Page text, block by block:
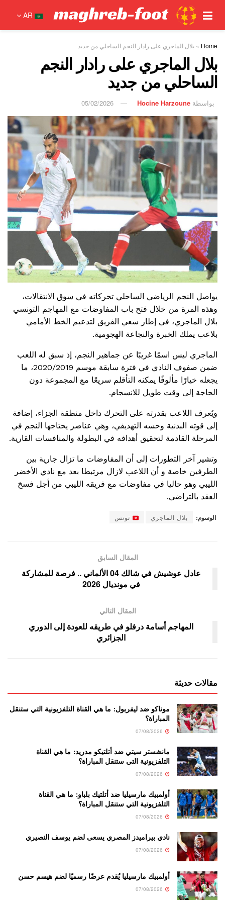
AR
Home
» بلال الماجري على رادار النجم الساحلي من جديد
بلال الماجري على رادار النجم
الساحلي من جديد
بواسطة Hocine Harzoune
05/02/2026
يواصل النجم الرياضي الساحلي تحركاته في سوق الانتقالات،
وهذه المرة من خلال فتح باب المفاوضات مع المهاجم التونسي
بلال الماجري، في إطار سعي الفريق لتدعيم الخط الأمامي
بلاعب يملك الخبرة والنجاعة الهجومية.
الماجري ليس اسمًا غريبًا عن جماهير النجم، إذ سبق له اللعب
ضمن صفوف النادي في فترة سابقة موسم 2020/2019، ما
يجعله خيارًا مألوفًا يمكنه التأقلم سريعًا مع المجموعة دون
الحاجة إلى وقت طويل للانسجام.
ويُعرف اللاعب بقدرته على التحرك داخل منطقة الجزاء، إضافة
إلى قوته البدنية وحسه التهديفي، وهي عناصر يحتاجها النجم في
المرحلة القادمة لتحقيق أهدافه في البطولة والمنافسات القارية.
وتشير آخر التطورات إلى أن المفاوضات ما تزال جارية بين
الطرفين خاصة و أن اللاعب لازال مرتبطا بعد مع نادي الأخضر
الليبي وهو حاليا في مفاوضات مع فريقه الليبي من أجل فسخ
العقد بالتراضي.
الوسوم: بلال الماجري تونس
المقال السابق
عادل عوشيش في شالك 04 الألماني .. فرصة للمشاركة
في مونديال 2026
المقال التالي
المهاجم أسامة درفلو في طريقه للعودة إلى الدوري
الجزائري
مقالات حديثة
موناكو ضد ليفربول: ما هي القناة التلفزيونية التي ستنقل
المباراة؟
مانشستر سيتي ضد أتلتيكو مدريد: ما هي القناة
التلفزيونية التي ستنقل المباراة؟
أولمبيك مارسيليا ضد أتلتيك بلباو: ما هي القناة
التلفزيونية التي ستنقل المباراة؟
نادي بيراميدز المصري يسعى لضم يوسف النصيري
أولمبيك مارسيليا يُقدم عرضًا رسميًا لضم هيسم حسن